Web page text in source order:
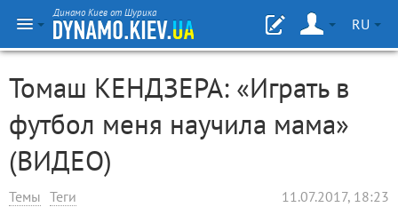
Динамо Киев от Шурика
RU
Томаш КЕНДЗЕРА: «Играть в
футбол меня научила мама»
(ВИДЕО)
Темы Теги 11.07.2017, 18:23